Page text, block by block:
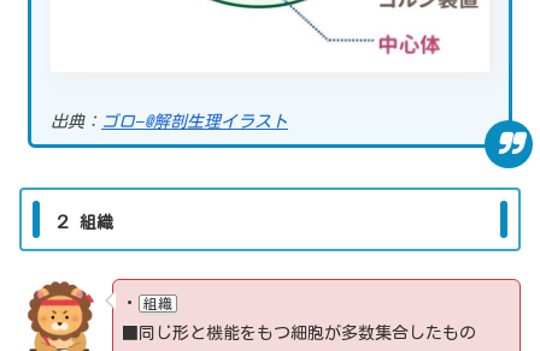
出典： ゴロ−@解剖生理イラスト
２ 組織
・ 組織
■同じ形と機能をもつ細胞が多数集合したもの